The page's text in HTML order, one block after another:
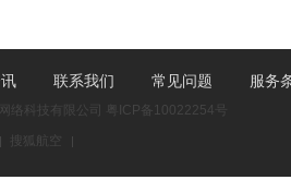
联系我们 常见问题 服务
络科技有限公司 粤ICP备10022254号
搜狐航空